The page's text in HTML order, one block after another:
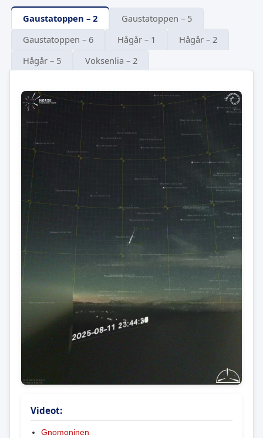
Gaustatoppen – 2
Gaustatoppen – 5
Gaustatoppen – 6
Hågår – 1
Hågår – 2
Hågår – 5
Voksenlia – 2
Videot:
Gnomoninen